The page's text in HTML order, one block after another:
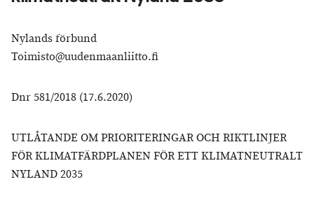
Nylands förbund
Toimisto@uudenmaanliitto.fi
Dnr 581/2018 (17.6.2020)
UTLÅTANDE OM PRIORITERINGAR OCH RIKTLINJER
FÖR KLIMATFÄRDPLANEN FÖR ETT KLIMATNEUTRALT
NYLAND 2035